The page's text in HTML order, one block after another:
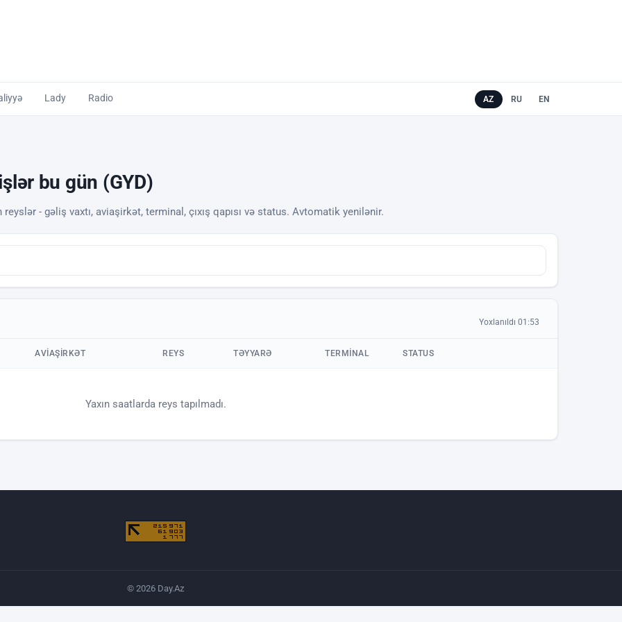
Lady Radio AZ RU EN
bu gün (GYD)
reyslər - gəliş vaxtı, aviaşirkət, terminal, çıxış qapısı və status. Avtomatik yenilənir.
Yoxlanıldı 01:53
AVIAŞIRKƏT REYS TƏYYARƏ TERMINAL STATUS
Yaxın saatlarda reys tapılmadı.
© 2026 Day.Az